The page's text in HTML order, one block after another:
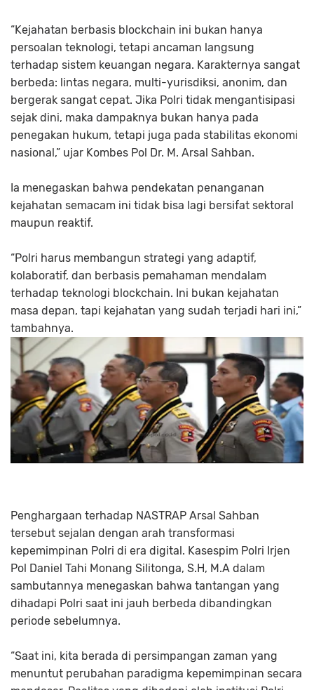
“Kejahatan berbasis blockchain ini bukan hanya
persoalan teknologi, tetapi ancaman langsung
terhadap sistem keuangan negara. Karakternya sangat
berbeda: lintas negara, multi-yurisdiksi, anonim, dan
bergerak sangat cepat. Jika Polri tidak mengantisipasi
sejak dini, maka dampaknya bukan hanya pada
penegakan hukum, tetapi juga pada stabilitas ekonomi
nasional,” ujar Kombes Pol Dr. M. Arsal Sahban.
Ia menegaskan bahwa pendekatan penanganan
kejahatan semacam ini tidak bisa lagi bersifat sektoral
maupun reaktif.
“Polri harus membangun strategi yang adaptif,
kolaboratif, dan berbasis pemahaman mendalam
terhadap teknologi blockchain. Ini bukan kejahatan
masa depan, tapi kejahatan yang sudah terjadi hari ini,”
tambahnya.
Penghargaan terhadap NASTRAP Arsal Sahban
tersebut sejalan dengan arah transformasi
kepemimpinan Polri di era digital. Kasespim Polri Irjen
Pol Daniel Tahi Monang Silitonga, S.H, M.A dalam
sambutannya menegaskan bahwa tantangan yang
dihadapi Polri saat ini jauh berbeda dibandingkan
periode sebelumnya.
“Saat ini, kita berada di persimpangan zaman yang
menuntut perubahan paradigma kepemimpinan secara